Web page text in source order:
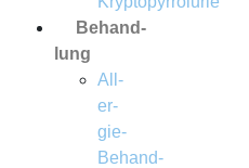
Behand­
lung
All­
er­
gie-
Behand­